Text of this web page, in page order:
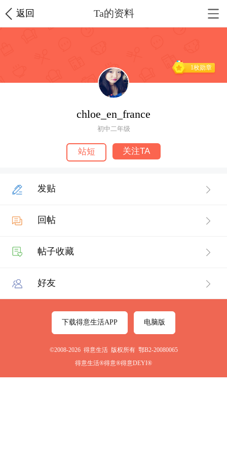
返回 Ta的资料
1枚勋章
chloe_en_france
初中二年级
站短 关注TA
发贴
回帖
帖子收藏
好友
下载得意生活APP 电脑版
©2008-2026 得意生活 版权所有 鄂B2-20080065
得意生活®得意®得意DEYI®